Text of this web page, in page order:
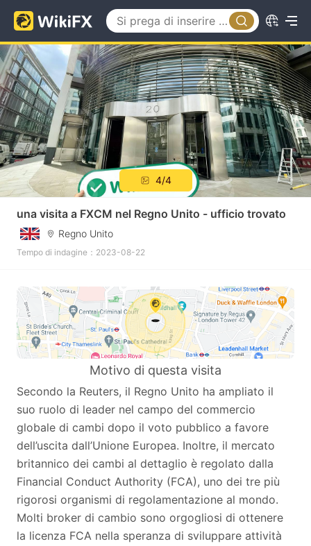
4/4
una visita a FXCM nel Regno Unito - ufficio trovato
Regno Unito
Tempo di indagine：2023-08-22
Motivo di questa visita
Secondo la Reuters, il Regno Unito ha ampliato il
suo ruolo di leader nel campo del commercio
globale di cambi dopo il voto pubblico a favore
dell’uscita dall’Unione Europea. Inoltre, il mercato
britannico dei cambi al dettaglio è regolato dalla
Financial Conduct Authority (FCA), uno dei tre più
rigorosi organismi di regolamentazione al mondo.
Molti broker di cambio sono orgogliosi di ottenere
la licenza FCA nella speranza di sviluppare attività